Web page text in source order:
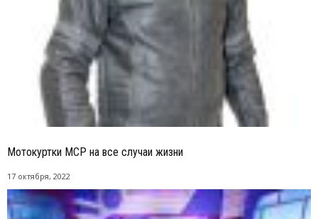
Мотокуртки MCP на все случаи жизни
17 октября, 2022